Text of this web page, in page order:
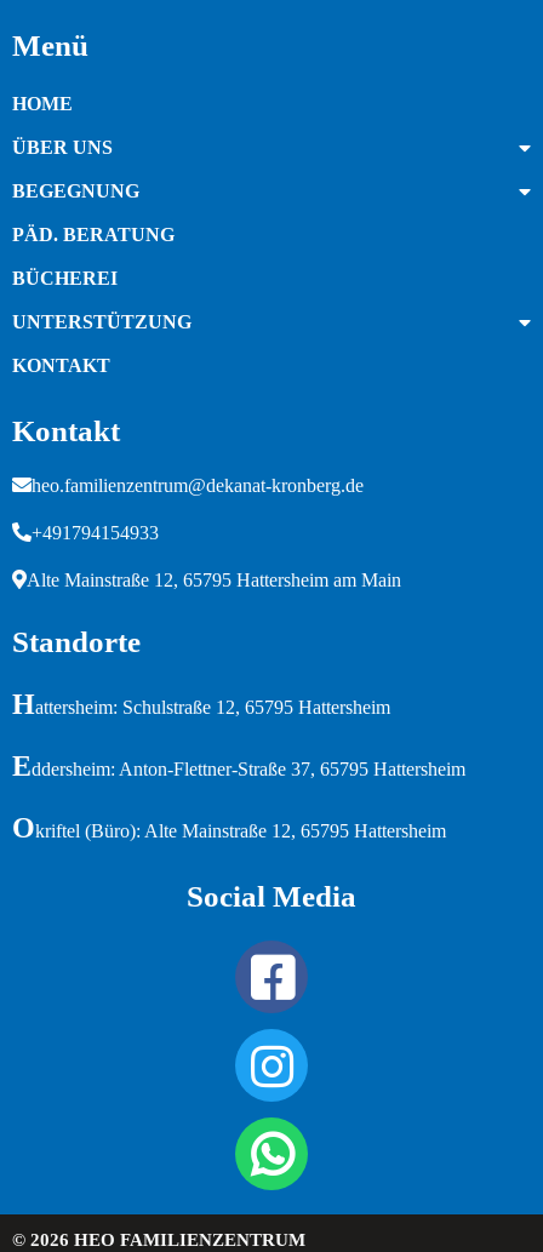
Menü
HOME
ÜBER UNS
BEGEGNUNG
PÄD. BERATUNG
BÜCHEREI
UNTERSTÜTZUNG
KONTAKT
Kontakt
heo.familienzentrum@dekanat-kronberg.de
+491794154933
Alte Mainstraße 12, 65795 Hattersheim am Main
Standorte
Hattersheim: Schulstraße 12, 65795 Hattersheim
Eddersheim: Anton-Flettner-Straße 37, 65795 Hattersheim
Okriftel (Büro): Alte Mainstraße 12, 65795 Hattersheim
Social Media
© 2026 HEO FAMILIENZENTRUM